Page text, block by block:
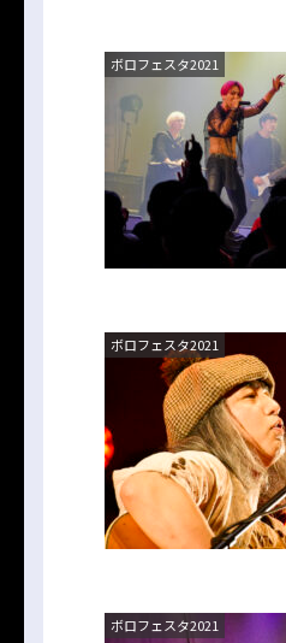
ボロフェスタ2021
ボロフェスタ2021
ボロフェスタ2021